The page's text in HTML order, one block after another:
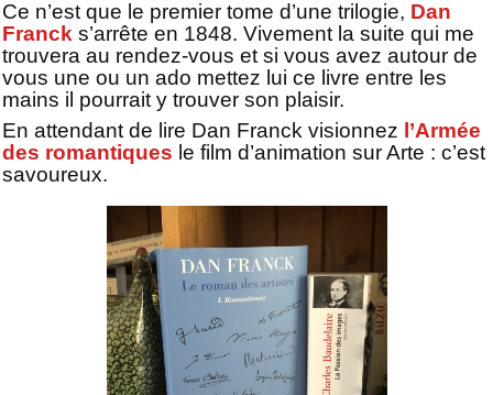
Ce n’est que le premier tome d’une trilogie, Dan
Franck s’arrête en 1848. Vivement la suite qui me
trouvera au rendez-vous et si vous avez autour de
vous une ou un ado mettez lui ce livre entre les
mains il pourrait y trouver son plaisir.
En attendant de lire Dan Franck visionnez l’Armée
des romantiques le film d’animation sur Arte : c’est
savoureux.